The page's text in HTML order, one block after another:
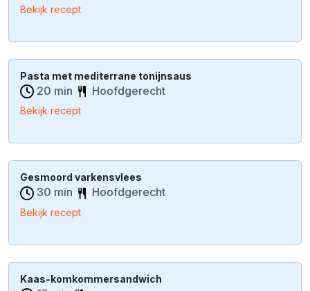
Bekijk recept
Pasta met mediterrane tonijnsaus
20 min Hoofdgerecht
Bekijk recept
Gesmoord varkensvlees
30 min Hoofdgerecht
Bekijk recept
Kaas-komkommersandwich